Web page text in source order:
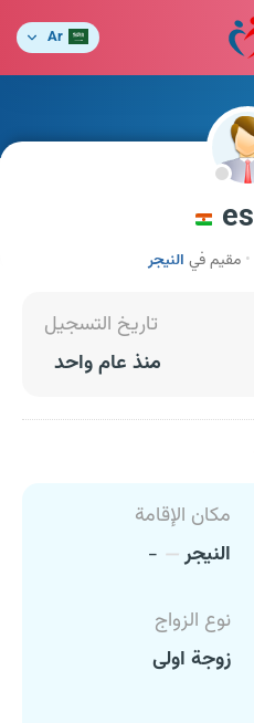
Ar
مقيم في النيجر
تاريخ التسجيل
منذ عام واحد
مكان الإقامة
النيجر
-
نوع الزواج
زوجة اولى